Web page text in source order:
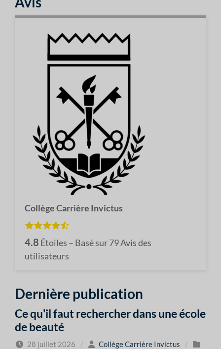
Collège Carrière Invictus
4.8 Étoiles – Basé sur79Avis des
utilisateurs
Dernière publication
Ce qu'il faut rechercher dans une école
de beauté
28 juillet 2026 / Collège Carrière Invictus
/